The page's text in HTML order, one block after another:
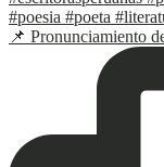
📌 Pronunciamiento